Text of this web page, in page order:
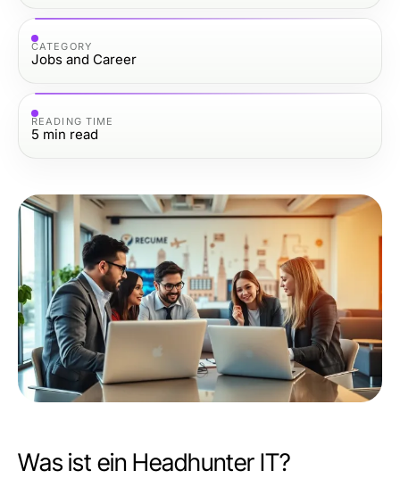
CATEGORY
Jobs and Career
READING TIME
5 min read
Was ist ein Headhunter IT?